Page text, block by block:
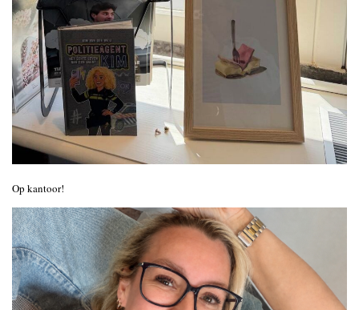
Op kantoor!